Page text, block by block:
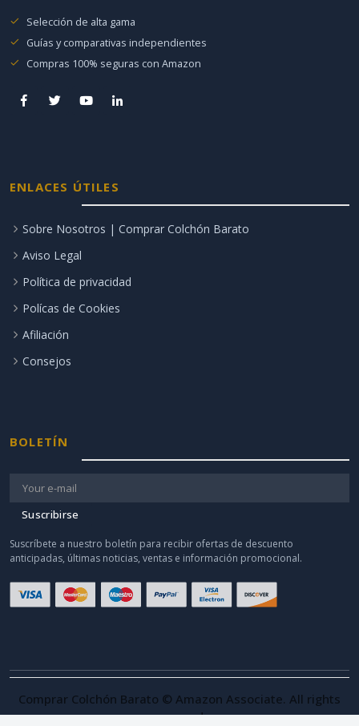
Selección de alta gama
Guías y comparativas independientes
Compras 100% seguras con Amazon
ENLACES ÚTILES
Sobre Nosotros | Comprar Colchón Barato
Aviso Legal
Política de privacidad
Polícas de Cookies
Afiliación
Consejos
BOLETÍN
Suscribirse
Suscríbete a nuestro boletín para recibir ofertas de descuento
anticipadas, últimas noticias, ventas e información promocional.
Comprar Colchón Barato © Amazon Associate. All rights
reserved.